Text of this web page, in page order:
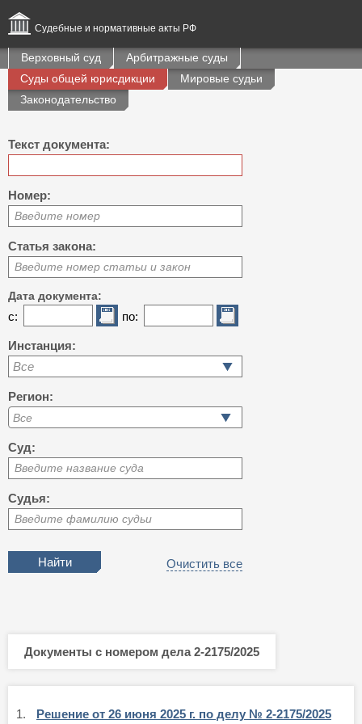
Судебные и нормативные акты РФ
Верховный суд
Арбитражные суды
Суды общей юрисдикции
Мировые судьи
Законодательство
Текст документа:
Номер:
Введите номер
Статья закона:
Введите номер статьи и закон
Дата документа:
с: по:
Инстанция:
Все
Регион:
Суд:
Введите название суда
Судья:
Введите фамилию судьи
Очистить все
Документы с номером дела 2-2175/2025
1. Решение от 26 июня 2025 г. по делу № 2-2175/2025